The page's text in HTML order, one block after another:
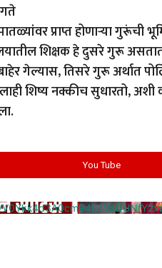
पातळ्यांवर प्राप्त होणाऱ्या
शिक्षक हे दुसरे गुरू
गेल्यास, तिसरे गुरू अर्थात
शिष्य नक्कीच सुधारतो, अशी
You Tube